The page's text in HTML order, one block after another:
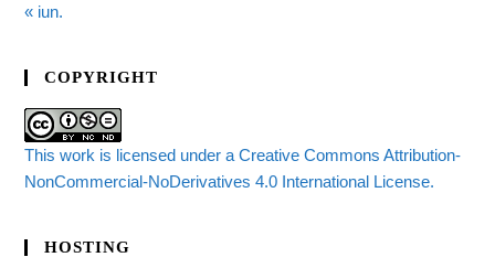
« iun.
COPYRIGHT
This work is licensed under a Creative Commons Attribution-
NonCommercial-NoDerivatives 4.0 International License.
HOSTING